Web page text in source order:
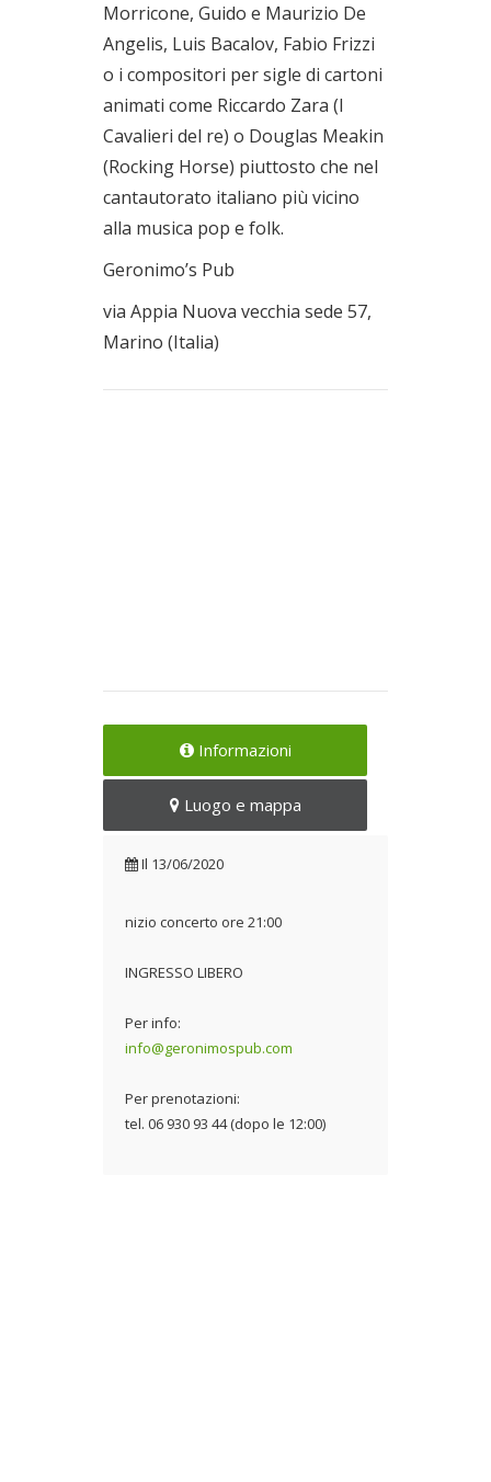
Morricone, Guido e Maurizio De
Angelis, Luis Bacalov, Fabio Frizzi
o i compositori per sigle di cartoni
animati come Riccardo Zara (I
Cavalieri del re) o Douglas Meakin
(Rocking Horse) piuttosto che nel
cantautorato italiano più vicino
alla musica pop e folk.
Geronimo’s Pub
via Appia Nuova vecchia sede 57,
Marino (Italia)
Informazioni
Luogo e mappa
Il 13/06/2020
nizio concerto ore 21:00
INGRESSO LIBERO
Per info:
info@geronimospub.com
Per prenotazioni:
tel. 06 930 93 44 (dopo le 12:00)